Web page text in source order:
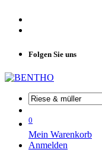
Folgen Sie uns
0
Mein Warenkorb
Anmelden